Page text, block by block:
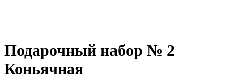
Подарочный набор № 2
Коньячная